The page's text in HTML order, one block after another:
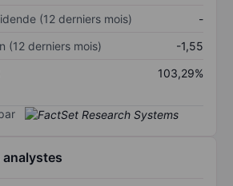
(12 derniers mois)
-
(12 derniers mois)
-1,55
103,29%